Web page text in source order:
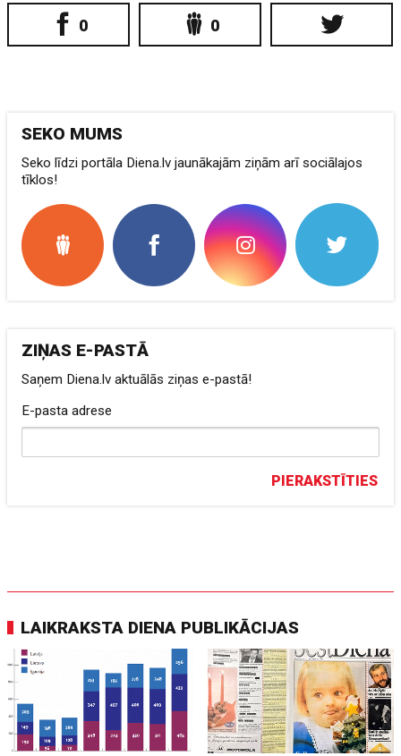
0 0
SEKO MUMS
Seko līdzi portāla Diena.lv jaunākajām ziņām arī sociālajos
tīklos!
ZIŅAS E-PASTĀ
Saņem Diena.lv aktuālās ziņas e-pastā!
E-pasta adrese
PIERAKSTĪTIES
LAIKRAKSTA DIENA PUBLIKĀCIJAS